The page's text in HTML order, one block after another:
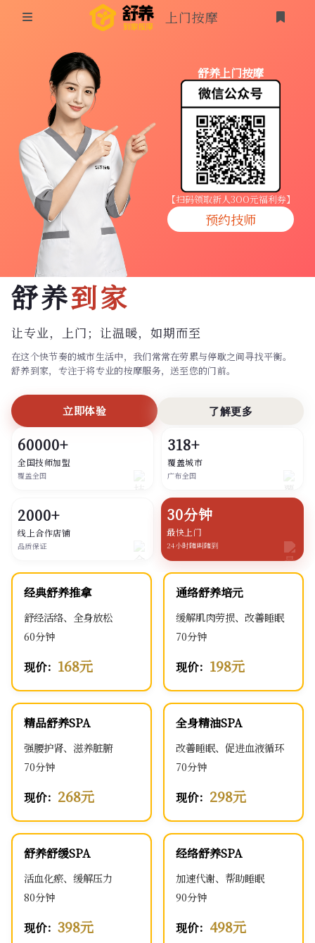
同城按摩
上门按摩
养生按摩
技师入驻
商家入驻
代理入驻
预约技师
上门按摩
登录
舒养上门按摩
【扫码领取新人3OO元福利券】
预约技师
舒养到家
让专业，上门； 让温暖，如期而至
在这个快节奏的城市生活中，我们常常在劳累与停歇之间寻找平衡。
舒养到家，专注于将专业的按摩服务，送至您的门前。
立即体验 了解更多
60000+
全国技师加盟
覆盖全国
318+
覆盖城市
广布全国
2000+
线上合作店铺
品质保证
30分钟
最快上门
24小时随叫随到
经典舒养推拿
舒经活络、全身放松
60分钟
现价： 168元
通络舒养培元
缓解肌肉劳损、改善睡眠
70分钟
现价： 198元
精品舒养SPA
强腰护肾、滋养脏腑
70分钟
现价： 268元
全身精油SPA
改善睡眠、促进血液循环
70分钟
现价： 298元
舒养舒缓SPA
活血化瘀、缓解压力
80分钟
现价： 398元
经络舒养SPA
加速代谢、帮助睡眠
90分钟
现价： 498元